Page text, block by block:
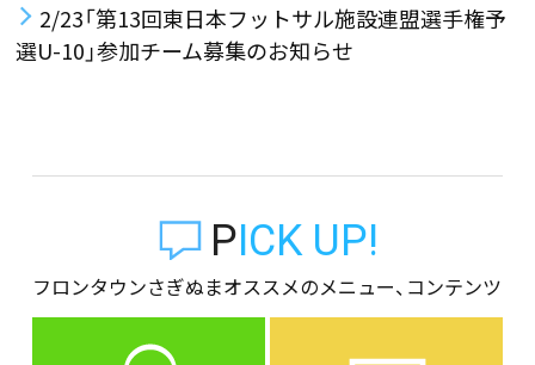
2/23「第13回東日本フットサル施設連盟選手権予
選U-10」参加チーム募集のお知らせ
PICK UP!
フロンタウンさぎぬまオススメのメニュー、コンテンツ